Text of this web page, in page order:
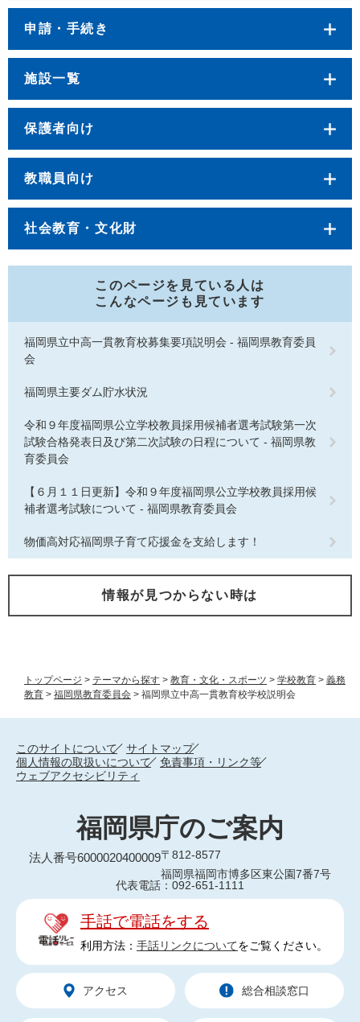
トップページ > テーマから探す > 教育・文化・スポーツ > 学校教育 > 義務
教育 > 福岡県教育委員会 > 福岡県立中高一貫教育校学校説明会
申請・手続き
施設一覧
保護者向け
教職員向け
社会教育・文化財
このページを見ている人は
こんなページも見ています
福岡県立中高一貫教育校募集要項説明会 - 福岡県教育委員
会
福岡県主要ダム貯水状況
令和９年度福岡県公立学校教員採用候補者選考試験第一次
試験合格発表日及び第二次試験の日程について - 福岡県教
育委員会
【６月１１日更新】令和９年度福岡県公立学校教員採用候
補者選考試験について - 福岡県教育委員会
物価高対応福岡県子育て応援金を支給します！
情報が見つからない時は
このサイトについて
サイトマップ
個人情報の取扱いについて
免責事項・リンク等
ウェブアクセシビリティ
福岡県庁のご案内
法人番号6000020400009〒812-8577
福岡県福岡市博多区東公園7番7号
代表電話：092-651-1111
手話で電話をする
利用方法： 手話リンクについてをご覧ください。
アクセス 総合相談窓口